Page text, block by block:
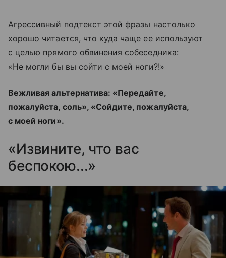
Агрессивный подтекст этой фразы настолько
хорошо читается, что куда чаще ее используют
с целью прямого обвинения собеседника:
«Не могли бы вы сойти с моей ноги?!»
Вежливая альтернатива: «Передайте,
пожалуйста, соль», «Сойдите, пожалуйста,
с моей ноги».
«Извините, что вас
беспокою...»